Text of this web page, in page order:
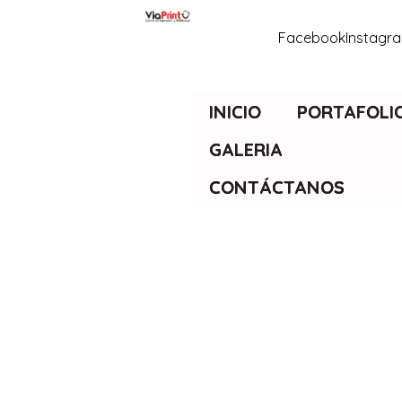
Facebook
INICIO
GALERIA
CONTÁCTANOS